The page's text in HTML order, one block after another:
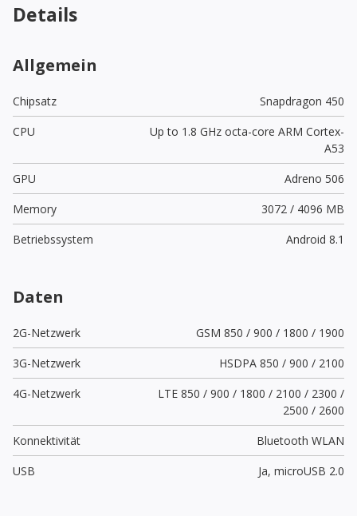
Details
Allgemein
Chipsatz
Snapdragon 450
CPU
Up to 1.8 GHz octa-core ARM Cortex-
A53
GPU
Adreno 506
Memory
3072 / 4096 MB
Betriebssystem
Android 8.1
Daten
2G-Netzwerk
GSM 850 / 900 / 1800 / 1900
3G-Netzwerk
HSDPA 850 / 900 / 2100
4G-Netzwerk
LTE 850 / 900 / 1800 / 2100 / 2300 /
2500 / 2600
Konnektivität
Bluetooth WLAN
USB
Ja, microUSB 2.0